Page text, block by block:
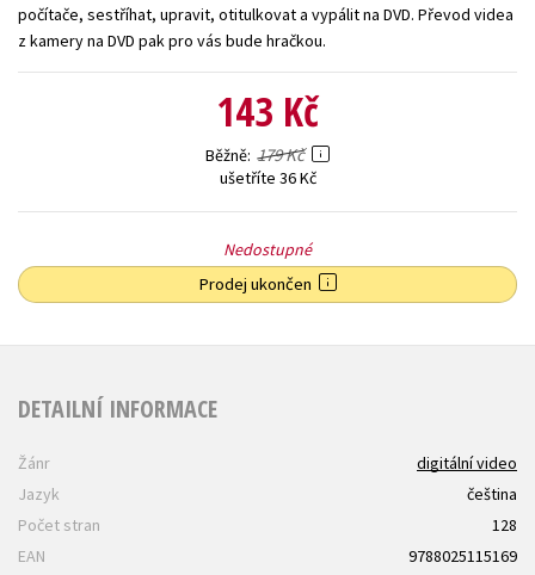
počítače, sestříhat, upravit, otitulkovat a vypálit na DVD. Převod videa
z kamery na DVD pak pro vás bude hračkou.
143 Kč
Běžně 179 Kč
ušetříte 36 Kč
Nedostupné
Prodej ukončen
DETAILNÍ INFORMACE
Žánr
digitální video
Jazyk
čeština
Počet stran
128
EAN
9788025115169